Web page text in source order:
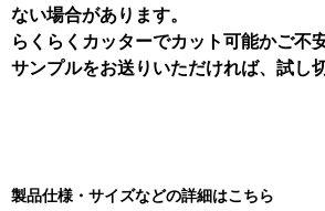
ない場合があります。
らくらくカッターでカット可能かご不
サンプルをお送りいただければ、試し
製品仕様・サイズなどの詳細はこちら